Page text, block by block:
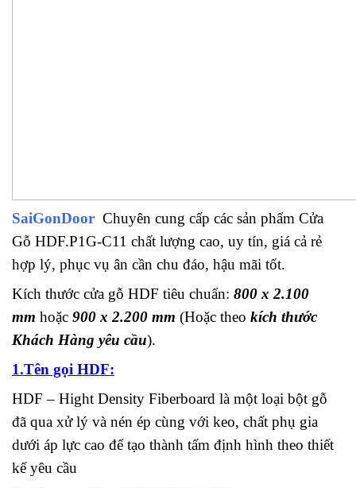
SaiGonDoor Chuyên cung cấp các sản phẩm Cửa
Gỗ HDF.P1G-C11 chất lượng cao, uy tín, giá cả rẻ
hợp lý, phục vụ ân cần chu đáo, hậu mãi tốt.
Kích thước cửa gỗ HDF tiêu chuẩn: 800 x 2.100
mm hoặc 900 x 2.200 mm (Hoặc theo kích thước
Khách Hàng yêu cầu).
1.Tên gọi HDF:
HDF – Hight Density Fiberboard là một loại bột gỗ
đã qua xử lý và nén ép cùng với keo, chất phụ gia
dưới áp lực cao để tạo thành tấm định hình theo thiết
kế yêu cầu